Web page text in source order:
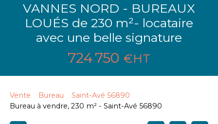
VANNES NORD - BUREAUX
LOUÉS de 230 m²- locataire
avec une belle signature
724 750 €HT
Vente Bureau
Saint-Avé 56890
Bureau à vendre, 230 m² - Saint-Avé 56890